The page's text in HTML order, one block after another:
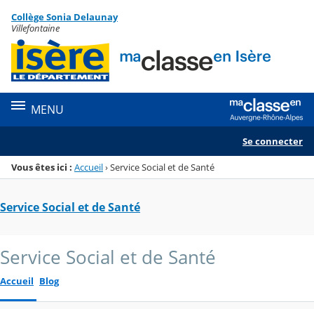
Menu de la rubrique
Contenu
Collège Sonia Delaunay
Villefontaine
MENU
Se connecter
Vous êtes ici : Accueil›Service Social et de Santé
Service Social et de Santé
Service Social et de Santé
Accueil Blog